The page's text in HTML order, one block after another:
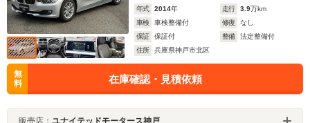
年式 2014年 走行 3.9万km
車検
車検整備付 修復
なし
保証
保証付 整備
法定整備付
住所
兵庫県神戸市北区
無
料
在庫確認・見積依頼